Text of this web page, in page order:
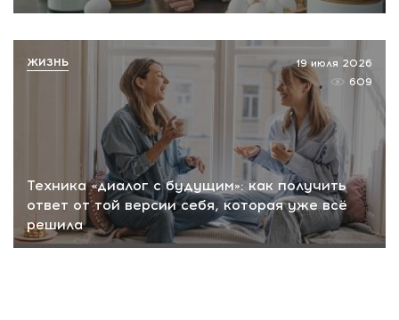
Техника «диалог с будущим»: как получить
ответ от той версии себя, которая уже всё
решила
19 июля 2026
609
ЖИЗНЬ